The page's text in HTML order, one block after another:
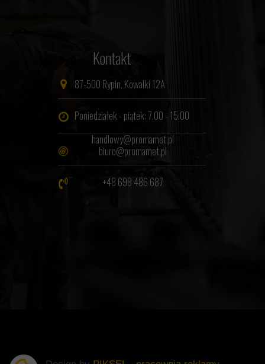
Kontakt
Poniedziałek - piątek: 7.00 - 15.00
87-500 Rypin, Kowalki 12A
+48 698 486 687
handlowy@promamet.pl
biuro@promamet.pl